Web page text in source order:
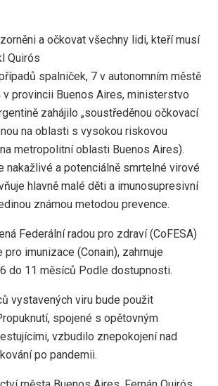
a očkovat všechny lidi, kteří musí
Quirós
spalniček, 7 v autonomním městě
v provincii Buenos Aires, ministerstvo
zahájilo „soustředěnou očkovací
na oblasti s vysokou riskovou
metropolitní oblasti Buenos Aires).
nakažlivé a potenciálně smrtelné virové
hlavně malé děti a imunosupresivní
známou metodou prevence.
Federální radou pro zdraví (CoFESA)
imunizace (Conain), zahrnuje
do 11 měsíců Podle dostupnosti.
vystavených viru bude použit
spojené s opětovným
vzbudilo znepokojení nad
po pandemii.